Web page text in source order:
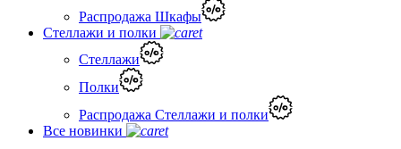
Распродажа Шкафы
Стеллажи и полки
Стеллажи
Полки
Распродажа Стеллажи и полки
Все новинки